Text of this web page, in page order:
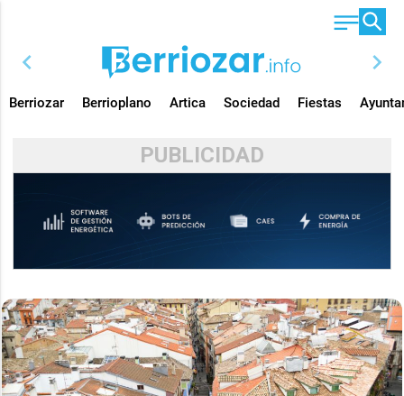
chevron_left chevron_right
Berriozar Berrioplano Artica Sociedad Fiestas
PUBLICIDAD